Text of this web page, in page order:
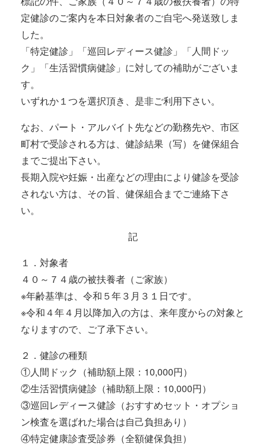
定健診のご案内を本日対象者のご自宅へ発送致しま
した。
「特定健診」「巡回レディース健診」「人間ドッ
ク」「生活習慣病健診」に対しての補助がございま
す。
いずれか１つを選択頂き、是非ご利用下さい。
なお、パート・アルバイト先などの勤務先や、市区
町村で受診される方は、健診結果（写）を健保組合
までご提出下さい。
長期入院や妊娠・出産などの理由により健診を受診
されない方は、その旨、健保組合までご連絡下さ
い。
記
１．対象者
４０～７４歳の被扶養者（ご家族）
※年齢基準は、令和５年３月３１日です。
※令和４年４月以降加入の方は、来年度からの対象と
なりますので、ご了承下さい。
２．健診の種類
①人間ドック（補助額上限：10,000円）
②生活習慣病健診（補助額上限：10,000円）
③巡回レディース健診（おすすめセット・オプショ
ン検査を選ばれた場合は自己負担あり）
④特定健康診査受診券（全額健保負担）